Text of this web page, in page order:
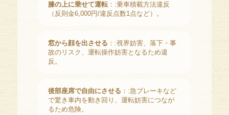
膝の上に乗せて運転：:乗車積載方法違反
（反則金6,000円/違反点数1点など）。
窓から顔を出させる ：:視界妨害、落下・事
故のリスク、運転操作妨害となるため違
反。
後部座席で自由にさせる ：:急ブレーキなど
で驚き車内を動き回り、運転妨害につなが
るため危険。